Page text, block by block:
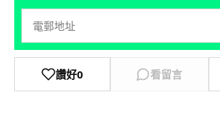
讚好0 看留言